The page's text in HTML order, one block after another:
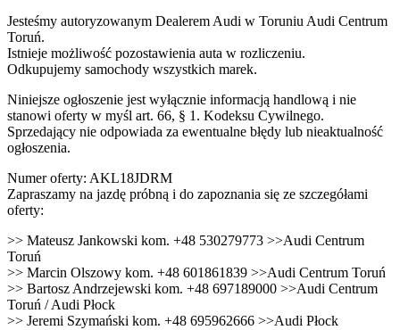
Jesteśmy autoryzowanym Dealerem Audi w Toruniu Audi Centrum
Toruń.
Istnieje możliwość pozostawienia auta w rozliczeniu.
Odkupujemy samochody wszystkich marek.
Niniejsze ogłoszenie jest wyłącznie informacją handlową i nie
stanowi oferty w myśl art. 66, § 1. Kodeksu Cywilnego.
Sprzedający nie odpowiada za ewentualne błędy lub nieaktualność
ogłoszenia.
Numer oferty: AKL18JDRM
Zapraszamy na jazdę próbną i do zapoznania się ze szczegółami
oferty:
>> Mateusz Jankowski kom. +48 530279773 >>Audi Centrum
Toruń
>> Marcin Olszowy kom. +48 601861839 >>Audi Centrum Toruń
>> Bartosz Andrzejewski kom. +48 697189000 >>Audi Centrum
Toruń / Audi Płock
>> Jeremi Szymański kom. +48 695962666 >>Audi Płock